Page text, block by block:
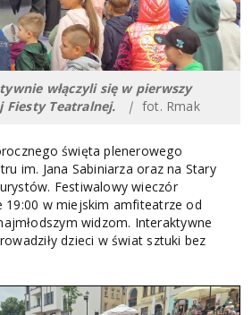
włączyli się w pierwszy
Teatralnej. | fot. Rmak
święta plenerowego
im. Jana Sabiniarza oraz na Stary
Festiwalowy wieczór
19:00 w miejskim amfiteatrze od
widzom. Interaktywne
dzieci w świat sztuki bez